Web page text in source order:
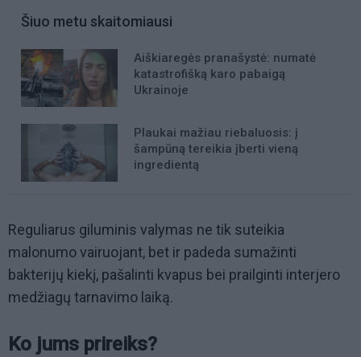
Šiuo metu skaitomiausi
Aiškiaregės pranašystė: numatė
katastrofišką karo pabaigą
Ukrainoje
Plaukai mažiau riebaluosis: į
šampūną tereikia įberti vieną
ingredientą
Reguliarus giluminis valymas ne tik suteikia
malonumo vairuojant, bet ir padeda sumažinti
bakterijų kiekį, pašalinti kvapus bei prailginti interjero
medžiagų tarnavimo laiką.
Ko jums prireiks?